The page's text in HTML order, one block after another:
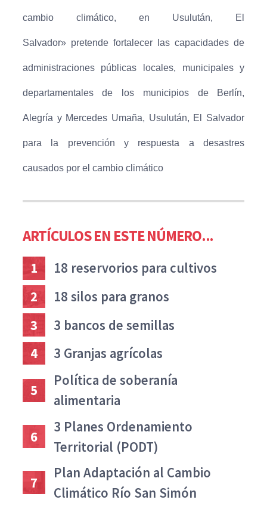
cambio climático, en Usulután, El
Salvador» pretende fortalecer las capacidades de
administraciones públicas locales, municipales y
departamentales de los municipios de Berlín,
Alegría y Mercedes Umaña, Usulután, El Salvador
para la prevención y respuesta a desastres
causados por el cambio climático
ARTÍCULOS EN ESTE NÚMERO...
1
18 reservorios para cultivos
2
18 silos para granos
3
3 bancos de semillas
4
3 Granjas agrícolas
5
Política de soberanía
alimentaria
6
3 Planes Ordenamiento
Territorial (PODT)
7
Plan Adaptación al Cambio
Climático Río San Simón